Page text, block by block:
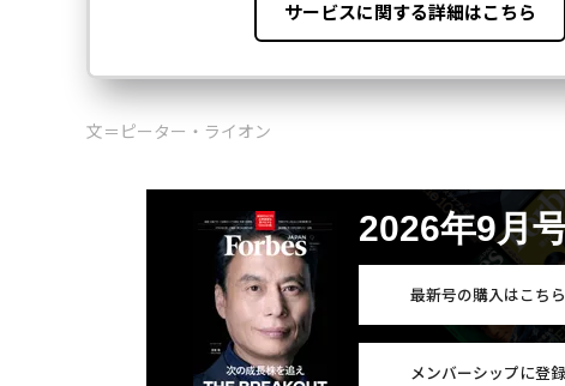
文＝ピーター・ライオン
2026年9月
最新号の購入はこち
メンバーシップに登